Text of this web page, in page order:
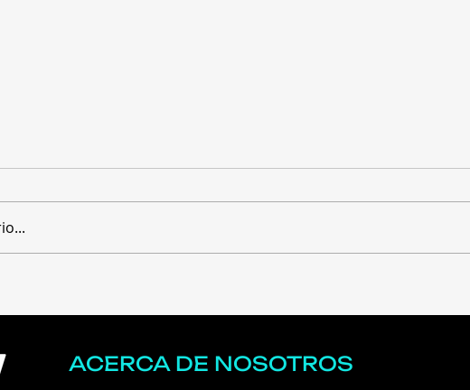
ACERCA DE NOSOTROS